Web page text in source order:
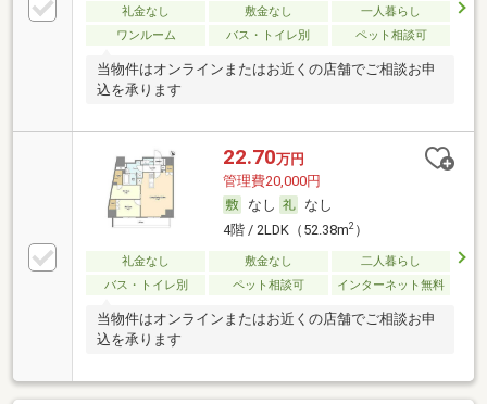
礼金なし 敷金なし
一人暮らし
ワンルーム
バス・トイレ別 ペット相談可
当物件はオンラインまたはお近くの店舗でご相談お申
込を承ります
22.70万円
管理費20,000円
なし
なし
4階 / 2LDK（52.38m2）
礼金なし 敷金なし
二人暮らし
バス・トイレ別
ペット相談可 インターネット無料
当物件はオンラインまたはお近くの店舗でご相談お申
込を承ります